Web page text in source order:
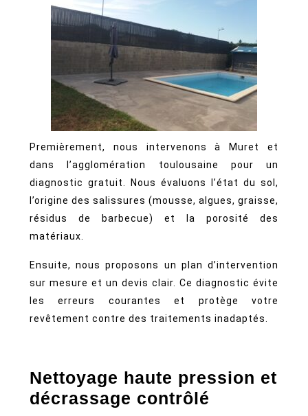
Premièrement, nous intervenons à Muret et
dans l’agglomération toulousaine pour un
diagnostic gratuit. Nous évaluons l’état du sol,
l’origine des salissures (mousse, algues, graisse,
résidus de barbecue) et la porosité des
matériaux.
Ensuite, nous proposons un plan d’intervention
sur mesure et un devis clair. Ce diagnostic évite
les erreurs courantes et protège votre
revêtement contre des traitements inadaptés.
Nettoyage haute pression et
décrassage contrôlé